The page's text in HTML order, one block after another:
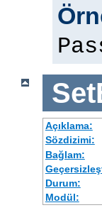
Açıklama:
Sözdizimi:
Bağlam:
Durum:
Modül: